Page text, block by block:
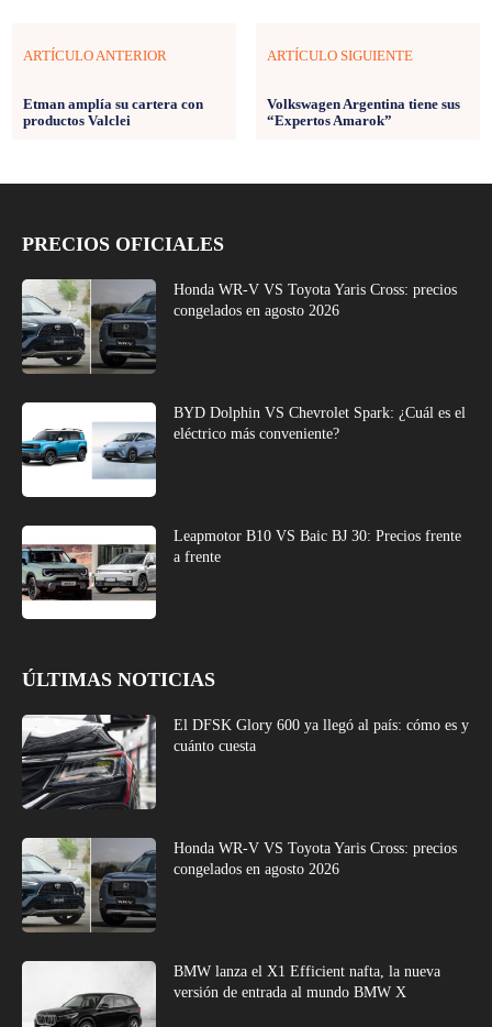
ARTÍCULO ANTERIOR
Etman amplía su cartera con
productos Valclei
ARTÍCULO SIGUIENTE
Volkswagen Argentina tiene sus
“Expertos Amarok”
PRECIOS OFICIALES
Honda WR-V VS Toyota Yaris Cross: precios
congelados en agosto 2026
BYD Dolphin VS Chevrolet Spark: ¿Cuál es el
eléctrico más conveniente?
Leapmotor B10 VS Baic BJ 30: Precios frente
a frente
ÚLTIMAS NOTICIAS
El DFSK Glory 600 ya llegó al país: cómo es y
cuánto cuesta
Honda WR-V VS Toyota Yaris Cross: precios
congelados en agosto 2026
BMW lanza el X1 Efficient nafta, la nueva
versión de entrada al mundo BMW X